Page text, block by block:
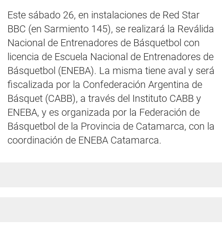
Este sábado 26, en instalaciones de Red Star
BBC (en Sarmiento 145), se realizará la Reválida
Nacional de Entrenadores de Básquetbol con
licencia de Escuela Nacional de Entrenadores de
Básquetbol (ENEBA). La misma tiene aval y será
fiscalizada por la Confederación Argentina de
Básquet (CABB), a través del Instituto CABB y
ENEBA, y es organizada por la Federación de
Básquetbol de la Provincia de Catamarca, con la
coordinación de ENEBA Catamarca.